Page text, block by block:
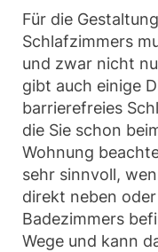
Für die
Schlafzimmers
und zwar nicht
gibt auch einige
barrierefreies
die Sie schon
Wohnung
sehr sinnvoll,
direkt neben
Badezimmers
Wege und kann